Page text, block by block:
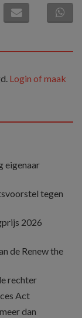
Login of maak
eigenaar
tegen
2026
de Renew the
rechter
Act
dan